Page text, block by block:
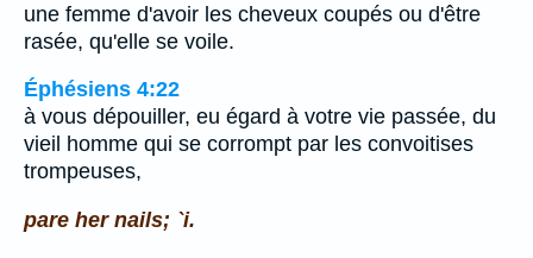
une femme d'avoir les cheveux coupés ou d'être
rasée, qu'elle se voile.
Éphésiens 4:22
à vous dépouiller, eu égard à votre vie passée, du
vieil homme qui se corrompt par les convoitises
trompeuses,
pare her nails; `i.